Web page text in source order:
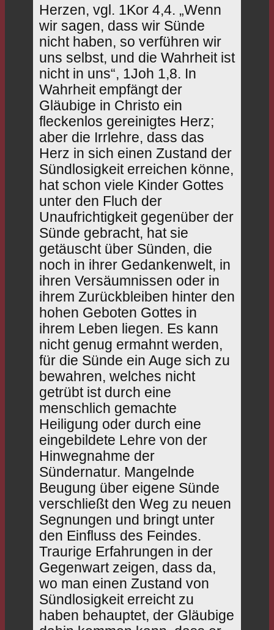
Herzen, vgl. 1Kor 4,4. „Wenn
wir sagen, dass wir Sünde
nicht haben, so verführen wir
uns selbst, und die Wahrheit ist
nicht in uns“, 1Joh 1,8. In
Wahrheit empfängt der
Gläubige in Christo ein
fleckenlos gereinigtes Herz;
aber die Irrlehre, dass das
Herz in sich einen Zustand der
Sündlosigkeit erreichen könne,
hat schon viele Kinder Gottes
unter den Fluch der
Unaufrichtigkeit gegenüber der
Sünde gebracht, hat sie
getäuscht über Sünden, die
noch in ihrer Gedankenwelt, in
ihren Versäumnissen oder in
ihrem Zurückbleiben hinter den
hohen Geboten Gottes in
ihrem Leben liegen. Es kann
nicht genug ermahnt werden,
für die Sünde ein Auge sich zu
bewahren, welches nicht
getrübt ist durch eine
menschlich gemachte
Heiligung oder durch eine
eingebildete Lehre von der
Hinwegnahme der
Sündernatur. Mangelnde
Beugung über eigene Sünde
verschließt den Weg zu neuen
Segnungen und bringt unter
den Einfluss des Feindes.
Traurige Erfahrungen in der
Gegenwart zeigen, dass da,
wo man einen Zustand von
Sündlosigkeit erreicht zu
haben behauptet, der Gläubige